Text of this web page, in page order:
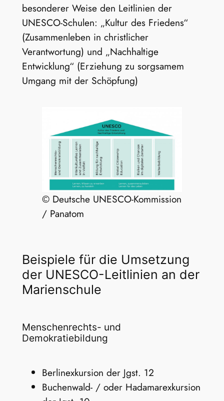
besonderer Weise den Leitlinien der
UNESCO-Schulen: „Kultur des Friedens“
(Zusammenleben in christlicher
Verantwortung) und „Nachhaltige
Entwicklung“ (Erziehung zu sorgsamem
Umgang mit der Schöpfung)
© Deutsche UNESCO-Kommission
/ Panatom
Beispiele für die Umsetzung
der UNESCO-Leitlinien an der
Marienschule
Menschenrechts- und
Demokratiebildung
Berlinexkursion der Jgst. 12
Buchenwald- / oder Hadamarexkursion